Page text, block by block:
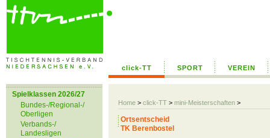
click-TT SPORT VEREIN
Home > click-TT > mini-Meisterschaften >
Spielklassen 2026/27
Bundes-/Regional-/
Oberligen
Verbands-/
Landesligen
Ortsentscheid
TK Berenbostel